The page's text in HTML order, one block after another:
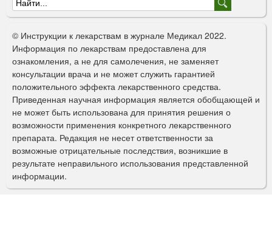
Ф
о
р
м
а
п
о
и
с
к
© Инструкции к лекарствам в журнале Медикал 2022.
Информация по лекарствам предоставлена для
ознакомления, а не для самолечения, не заменяет
консультации врача и не может служить гарантией
положительного эффекта лекарственного средства.
Приведенная научная информация является обобщающей и
не может быть использована для принятия решения о
возможности применения конкретного лекарственного
препарата. Редакция не несет ответственности за
возможные отрицательные последствия, возникшие в
результате неправильного использования представленной
информации.